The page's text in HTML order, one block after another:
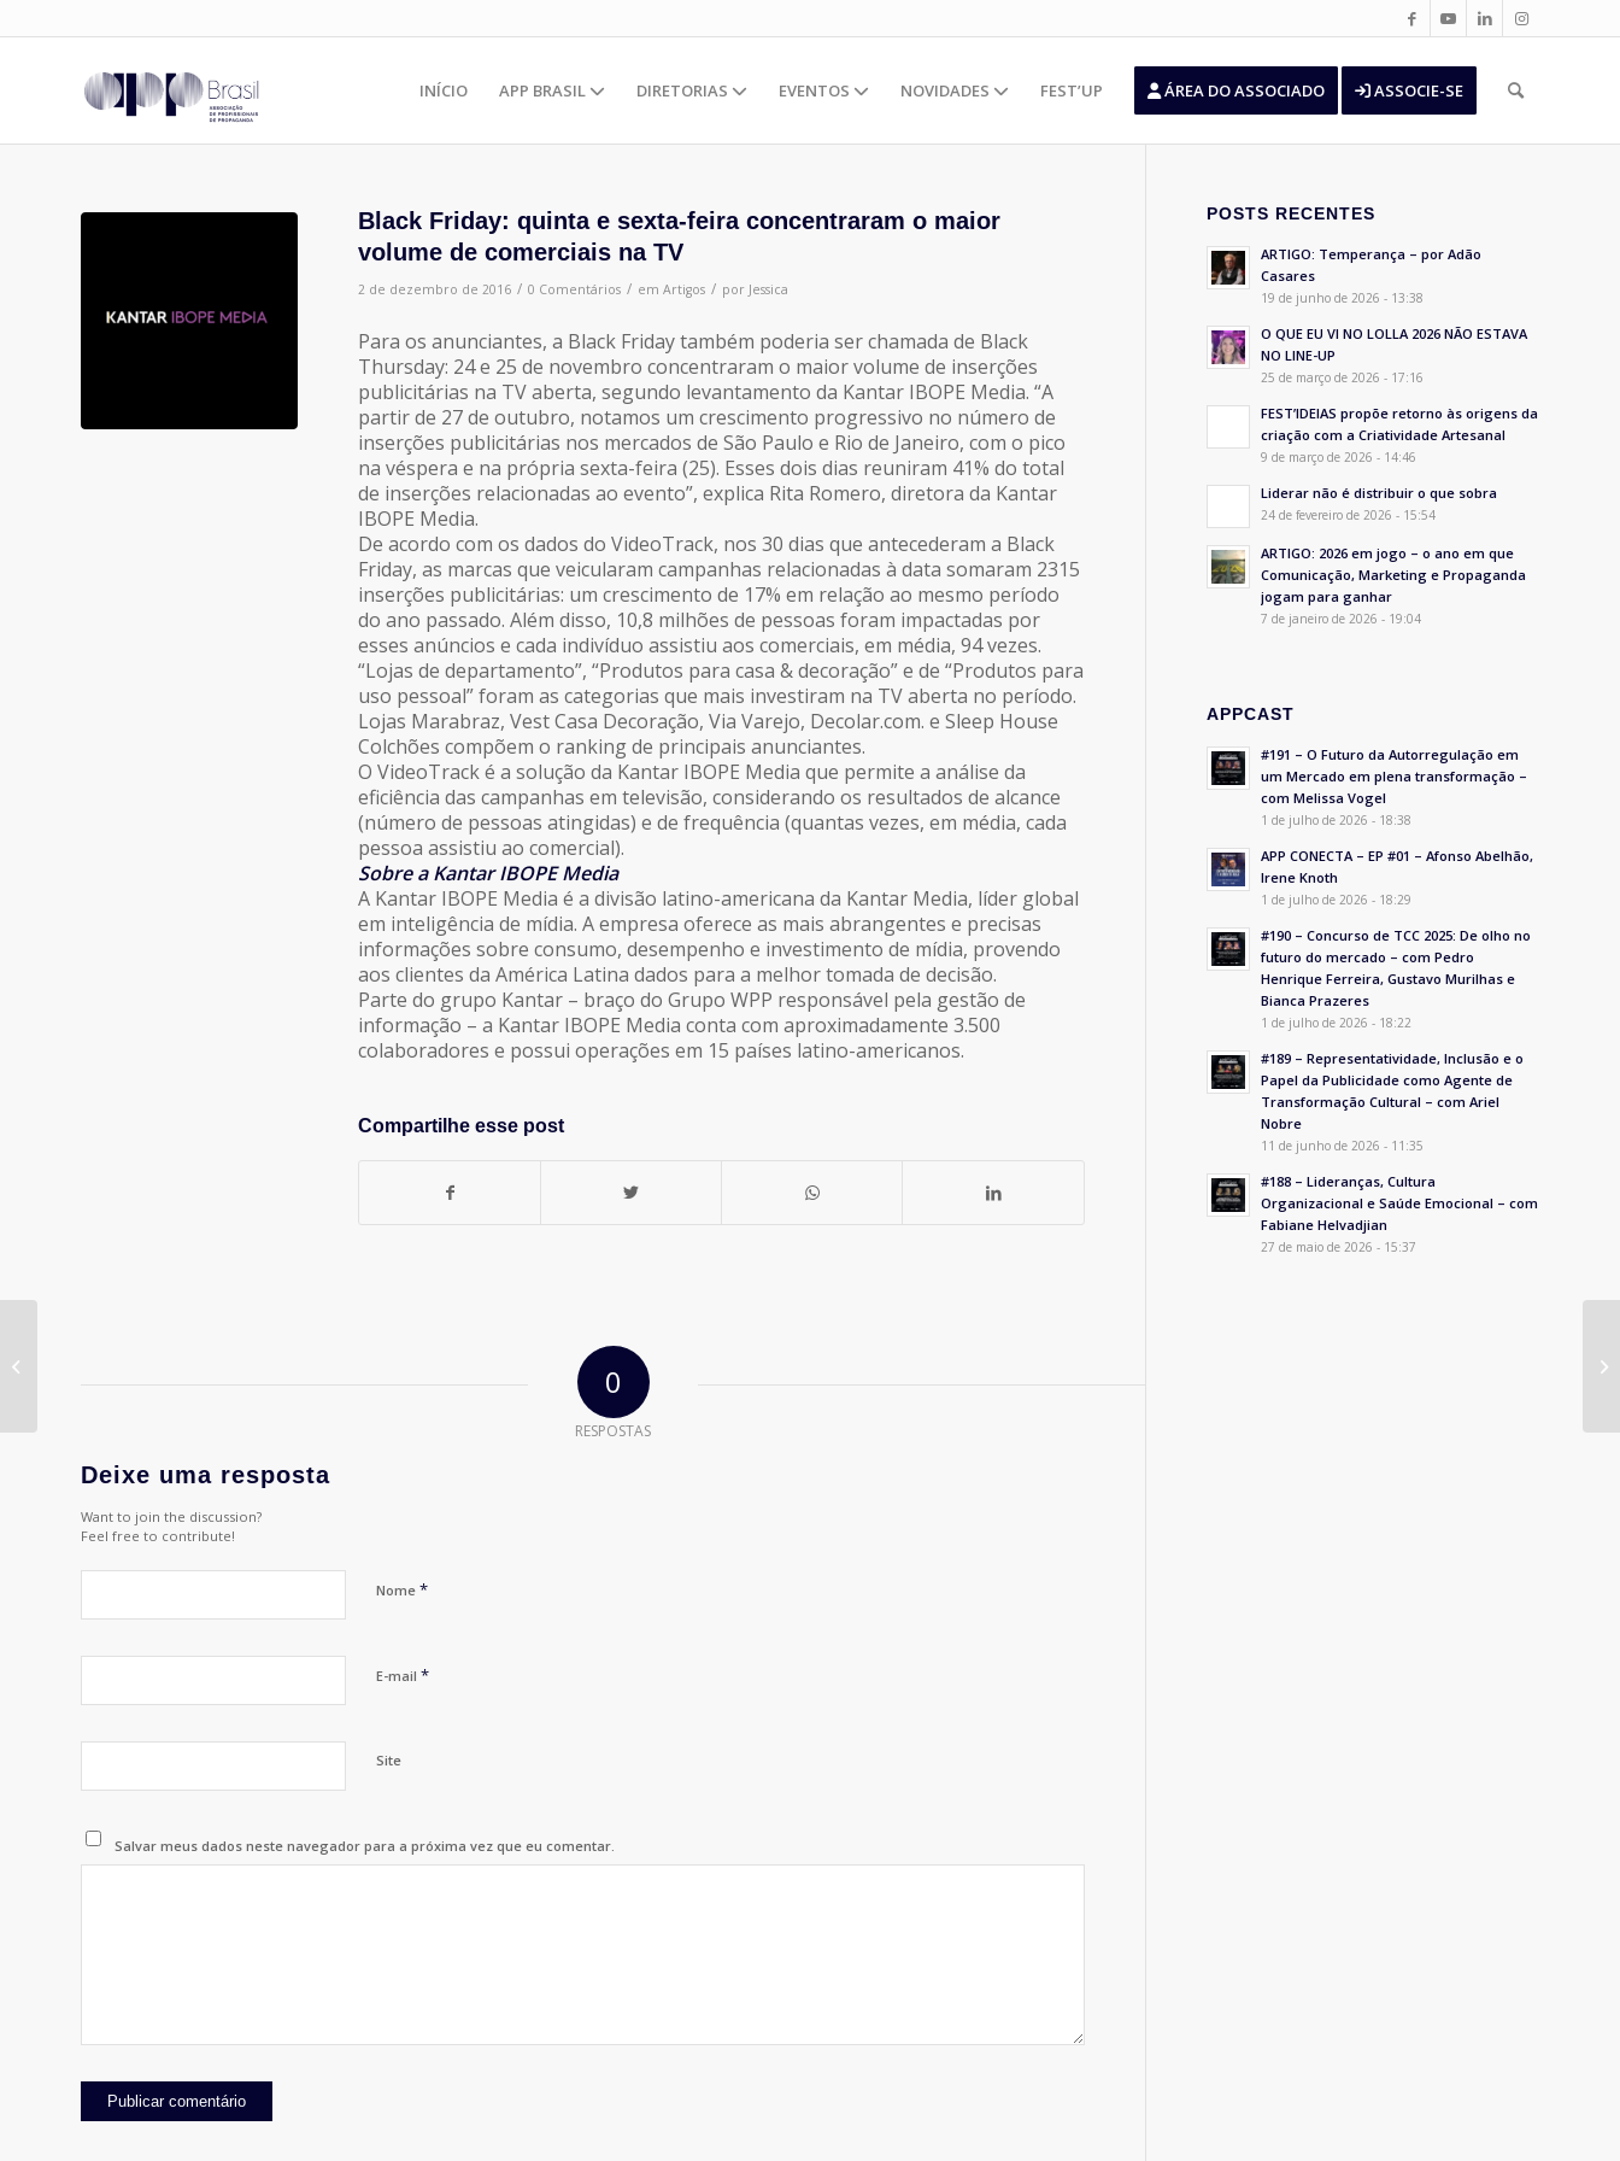
INÍCIO APP BRASIL DIRETORIAS EVENTOS NOVIDADES FEST’UP ÁREA DO ASSOCIADO ASSOCIE-SE
Black Friday: quinta e sexta-feira concentraram o maior
volume de comerciais na TV
2 de dezembro de 2016 / 0 Comentários / em Artigos / por Jessica
Para os anunciantes, a Black Friday também poderia ser chamada de Black
Thursday: 24 e 25 de novembro concentraram o maior volume de inserções
publicitárias na TV aberta, segundo levantamento da Kantar IBOPE Media. “A
partir de 27 de outubro, notamos um crescimento progressivo no número de
inserções publicitárias nos mercados de São Paulo e Rio de Janeiro, com o pico
na véspera e na própria sexta-feira (25). Esses dois dias reuniram 41% do total
de inserções relacionadas ao evento”, explica Rita Romero, diretora da Kantar
IBOPE Media.
De acordo com os dados do VideoTrack, nos 30 dias que antecederam a Black
Friday, as marcas que veicularam campanhas relacionadas à data somaram 2315
inserções publicitárias: um crescimento de 17% em relação ao mesmo período
do ano passado. Além disso, 10,8 milhões de pessoas foram impactadas por
esses anúncios e cada indivíduo assistiu aos comerciais, em média, 94 vezes.
“Lojas de departamento”, “Produtos para casa & decoração” e de “Produtos para
uso pessoal” foram as categorias que mais investiram na TV aberta no período.
Lojas Marabraz, Vest Casa Decoração, Via Varejo, Decolar.com. e Sleep House
Colchões compõem o ranking de principais anunciantes.
O VideoTrack é a solução da Kantar IBOPE Media que permite a análise da
eficiência das campanhas em televisão, considerando os resultados de alcance
(número de pessoas atingidas) e de frequência (quantas vezes, em média, cada
pessoa assistiu ao comercial).
Sobre a Kantar IBOPE Media
A Kantar IBOPE Media é a divisão latino-americana da Kantar Media, líder global
em inteligência de mídia. A empresa oferece as mais abrangentes e precisas
informações sobre consumo, desempenho e investimento de mídia, provendo
aos clientes da América Latina dados para a melhor tomada de decisão.
Parte do grupo Kantar – braço do Grupo WPP responsável pela gestão de
informação – a Kantar IBOPE Media conta com aproximadamente 3.500
colaboradores e possui operações em 15 países latino-americanos.
Compartilhe esse post
0
RESPOSTAS
Deixe uma resposta
Want to join the discussion?
Feel free to contribute!
Nome *
E-mail *
Site
Salvar meus dados neste navegador para a próxima vez que eu comentar.
POSTS RECENTES
ARTIGO: Temperança – por Adão
Casares
19 de junho de 2026 - 13:38
O QUE EU VI NO LOLLA 2026 NÃO ESTAVA
NO LINE-UP
25 de março de 2026 - 17:16
FEST’IDEIAS propõe retorno às origens da
criação com a Criatividade Artesanal
9 de março de 2026 - 14:46
Liderar não é distribuir o que sobra
24 de fevereiro de 2026 - 15:54
ARTIGO: 2026 em jogo – o ano em que
Comunicação, Marketing e Propaganda
jogam para ganhar
7 de janeiro de 2026 - 19:04
APPCAST
#191 – O Futuro da Autorregulação em
um Mercado em plena transformação –
com Melissa Vogel
1 de julho de 2026 - 18:38
APP CONECTA – EP #01 – Afonso Abelhão,
Irene Knoth
1 de julho de 2026 - 18:29
#190 – Concurso de TCC 2025: De olho no
futuro do mercado – com Pedro
Henrique Ferreira, Gustavo Murilhas e
Bianca Prazeres
1 de julho de 2026 - 18:22
#189 – Representatividade, Inclusão e o
Papel da Publicidade como Agente de
Transformação Cultural – com Ariel
Nobre
11 de junho de 2026 - 11:35
#188 – Lideranças, Cultura
Organizacional e Saúde Emocional – com
Fabiane Helvadjian
27 de maio de 2026 - 15:37